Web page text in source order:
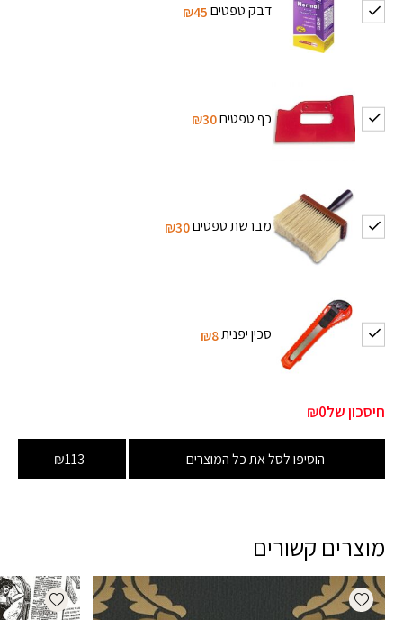
דבק טפטים₪45
כף טפטים₪30
מברשת טפטים₪30
סכין יפנית₪8
חיסכון של₪0
הוסיפו לסל את כל המוצרים ₪113
מוצרים קשורים
Add wishlist
wishlist